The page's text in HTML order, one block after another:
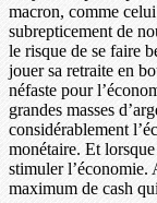
macron, comme
subrepticement de
le risque de se faire
jouer sa retraite en
néfaste pour
grandes masses
considérablement
monétaire. Et
stimuler l’économie.
maximum de cash